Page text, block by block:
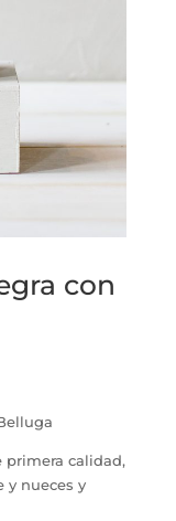
con
primera calidad,
y nueces y